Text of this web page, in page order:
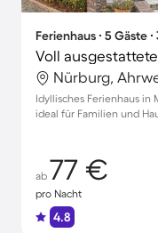
Ferienhaus ∙ 5 Gäste
Nürburg,
Idyllisches Ferienhaus in
ideal für Familien und
ab 77 €
pro Nacht
4.8